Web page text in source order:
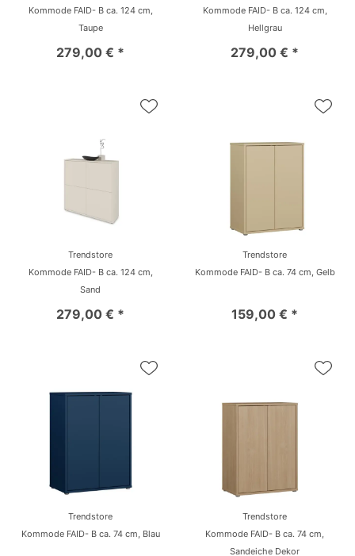
Kommode FAID- B ca. 124 cm,
Taupe
279,00 € *
Kommode FAID- B ca. 124 cm,
Hellgrau
279,00 € *
Trendstore
Kommode FAID- B ca. 124 cm,
Sand
279,00 € *
Trendstore
Kommode FAID- B ca. 74 cm, Gelb
159,00 € *
Trendstore
Kommode FAID- B ca. 74 cm, Blau
Trendstore
Kommode FAID- B ca. 74 cm,
Sandeiche Dekor